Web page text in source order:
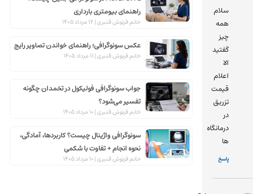
بخش بسیاری
از جوانان
است. ایشان
با تکیه بر
دانش
تخصصی خود
در رشته ژنتیک
و تجربیات
ارزشمندشان
آزمایشگاه‌های
مختلف،
تیم پزشکی
سلام
همه
چیز
گفتید
الا
اعلام
قیمت
تزریق
در
درمانگاه
ها
پاسخ
راهنمای بیومتری بارداری
خانم فرنوش قنبری
عکس سونوگرافی؛ راهنمای خواندن تصاویر رایج
خانم فرنوش قنبری
جواب سونوگرافی فولیکول در تخمدان چگونه
تفسیر می‌شود؟
خانم فرنوش قنبری
سونوگرافی واژینال چیست؟ کاربردها، آمادگی،
نحوه انجام + تفاوت با شکمی
خانم فرنوش قنبری